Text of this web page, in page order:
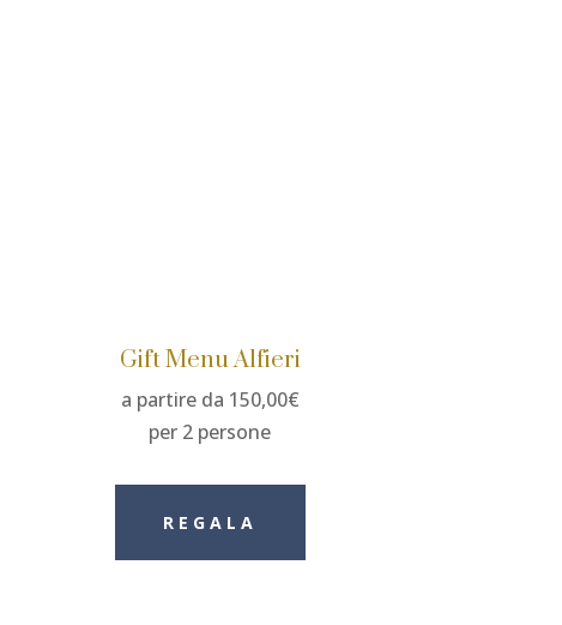
Gift Menu Alfieri
a partire da 150,00€
per 2 persone
REGALA